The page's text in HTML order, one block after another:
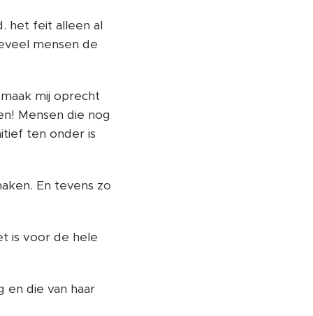
het feit alleen al
mensen de
mij oprecht
Mensen die nog
ten onder is
En tevens zo
is voor de hele
die van haar